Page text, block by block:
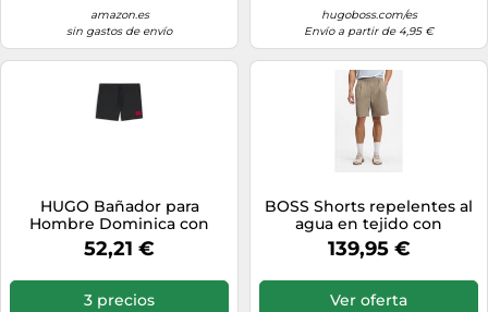
amazon.es
sin gastos de envío
hugoboss.com/es
Envío a partir de 4,95 €
HUGO Bañador para
Hombre Dominica con
Forro Interior Completo y
Etiqueta con Logotipo Rojo,
52,21 €
3 precios
BOSS Shorts repelentes al
agua en tejido con
microestructura de rejilla -
StyleSH_Terrace, 50558958
139,95 €
Ver oferta